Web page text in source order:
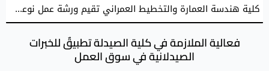
كلية هندسة العمارة والتخطيط العمراني تقيم ورشة عمل نوعية نحو إعداد مشاريع تخرج معمارية مميزة
فعالية الملازمة في كلية الصيدلة تطبيقٌ للخبرات
الصيدلانية في سوق العمل